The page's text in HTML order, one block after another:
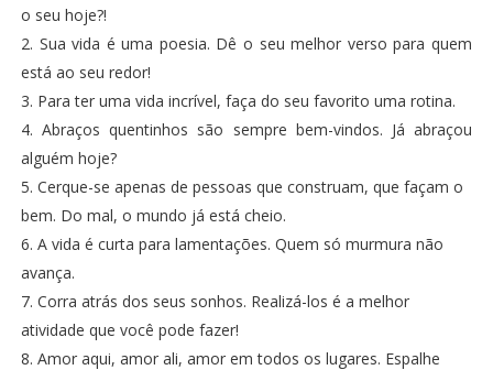
o seu hoje?!
2. Sua vida é uma poesia. Dê o seu melhor verso para quem
está ao seu redor!
3. Para ter uma vida incrível, faça do seu favorito uma rotina.
4. Abraços quentinhos são sempre bem-vindos. Já abraçou
alguém hoje?
5. Cerque-se apenas de pessoas que construam, que façam o
bem. Do mal, o mundo já está cheio.
6. A vida é curta para lamentações. Quem só murmura não
avança.
7. Corra atrás dos seus sonhos. Realizá-los é a melhor
atividade que você pode fazer!
8. Amor aqui, amor ali, amor em todos os lugares. Espalhe